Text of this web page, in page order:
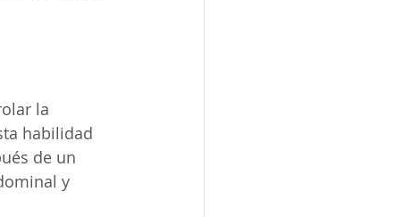
la
habilidad
de un
y